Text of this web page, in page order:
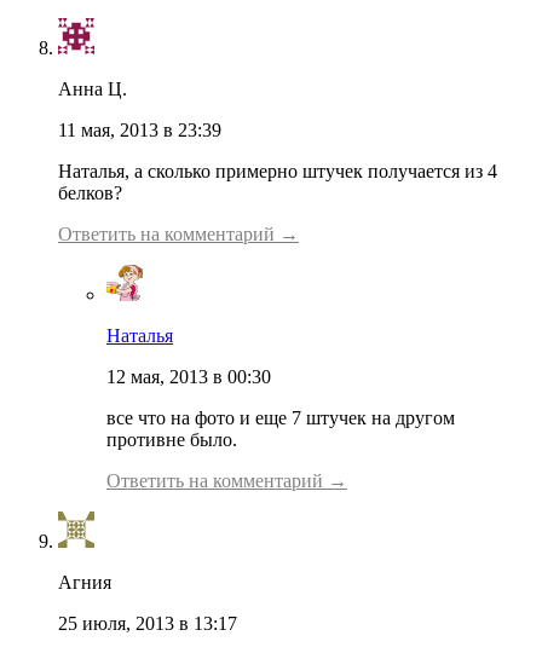
Анна Ц.
11 мая, 2013 в 23:39
Наталья, а сколько примерно штучек получается из 4
белков?
Ответить на комментарий →
Наталья
12 мая, 2013 в 00:30
все что на фото и еще 7 штучек на другом
противне было.
Ответить на комментарий →
Агния
25 июля, 2013 в 13:17